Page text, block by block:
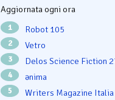
Aggiornata ogni ora
1 Robot 105
2 Vetro
3 Delos Science Fiction
4 ənima
5 Writers Magazine Italia